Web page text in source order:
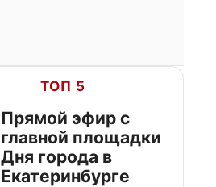
ТОП 5
Прямой эфир с
главной площадки
Дня города в
Екатеринбурге